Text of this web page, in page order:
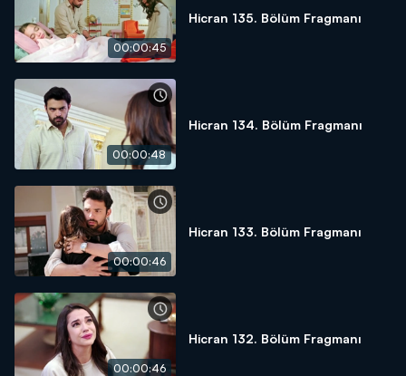
00:00:45
Hicran 135. Bölüm Fragmanı
00:00:48
Hicran 134. Bölüm Fragmanı
00:00:46
Hicran 133. Bölüm Fragmanı
00:00:46
Hicran 132. Bölüm Fragmanı